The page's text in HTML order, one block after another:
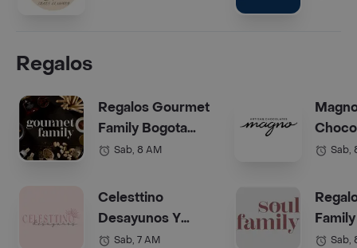
Regalos
Regalos Gourmet
Family Bogota
(Anchetas)
Sab, 8 AM
Celesttino
Desayunos Y
Anchetas Bogotá
Sab, 7 AM
Sab,
Sab,